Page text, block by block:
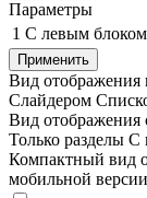
Параметры
1 C левым блоком
Применить
Вид отображения
Слайдером
Вид отображения
Только разделы С
Компактный вид
мобильной версии